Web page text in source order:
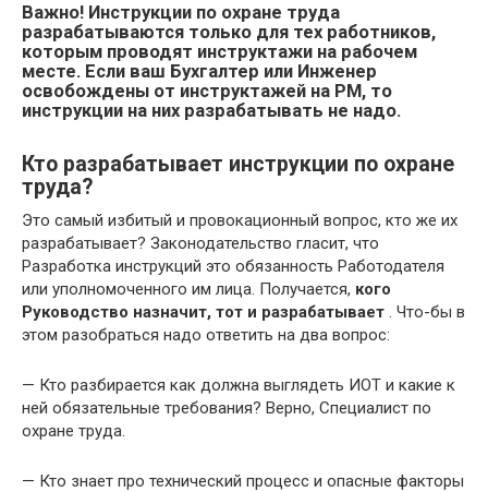
Важно! Инструкции по охране труда
разрабатываются только для тех работников,
которым проводят инструктажи на рабочем
месте. Если ваш Бухгалтер или Инженер
освобождены от инструктажей на РМ, то
инструкции на них разрабатывать не надо.
Кто разрабатывает инструкции по охране
труда?
Это самый избитый и провокационный вопрос, кто же их
разрабатывает? Законодательство гласит, что
Разработка инструкций это обязанность Работодателя
или уполномоченного им лица. Получается, кого
Руководство назначит, тот и разрабатывает . Что-бы в
этом разобраться надо ответить на два вопрос:
— Кто разбирается как должна выглядеть ИОТ и какие к
ней обязательные требования? Верно, Специалист по
охране труда.
— Кто знает про технический процесс и опасные факторы